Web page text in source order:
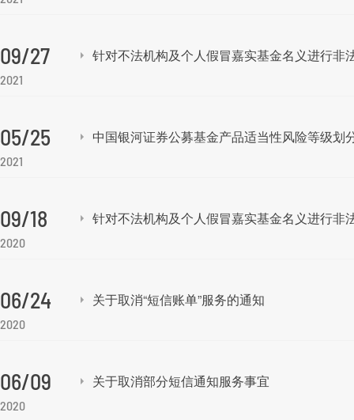
09/27
2021
针对不法机构及个人假冒嘉实基金名义进行非
05/25
2021
中国银河证券公募基金产品适当性风险等级划
09/18
2020
针对不法机构及个人假冒嘉实基金名义进行非
06/24
2020
关于取消“短信账单”服务的通知
06/09
2020
关于取消部分短信通知服务事宜